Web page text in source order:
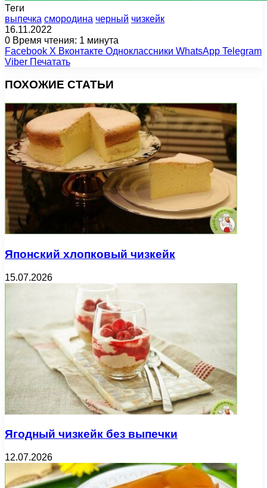
Теги
выпечка смородина черный чизкейк
16.11.2022
0 Время чтения: 1 минута
Facebook X Вконтакте Одноклассники WhatsApp Telegram
Viber Печатать
ПОХОЖИЕ СТАТЬИ
Японский хлопковый чизкейк
15.07.2026
Ягодный чизкейк без выпечки
12.07.2026